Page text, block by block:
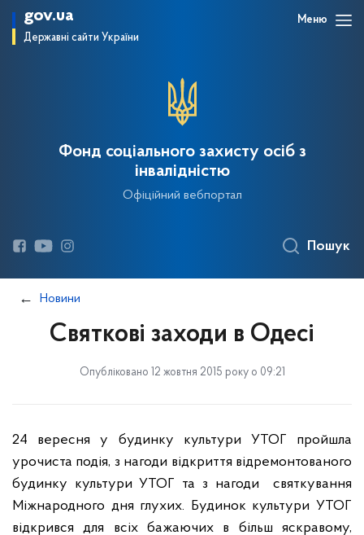
gov.ua
Державні сайти України
Меню
Фонд соціального захисту осіб з
інвалідністю
Офіційний вебпортал
Пошук
Новини
Святкові заходи в Одесі
Опубліковано 12 жовтня 2015 року о 09:21
24 вересня у будинку культури УТОГ пройшла
урочиста подія, з нагоди відкриття відремонтованого
будинку культури УТОГ та з нагоди
святкування
Міжнародного дня глухих. Будинок культури УТОГ
відкрився для всіх бажаючих в більш яскравому,